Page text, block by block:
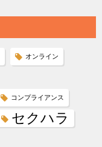
オンライン
コンプライアンス
セクハラ